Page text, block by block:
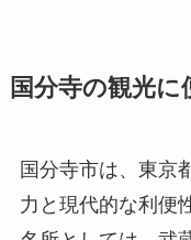
国分寺の観光
国分寺市は、東京
力と現代的な利便